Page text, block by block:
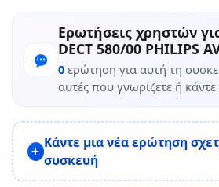
Ερωτήσεις χρηστών
DECT 580/00 PHILIPS
0 ερώτηση για αυτή τη
αυτές που γνωρίζετε ή
Κάντε μια νέα ερώτηση
συσκευή